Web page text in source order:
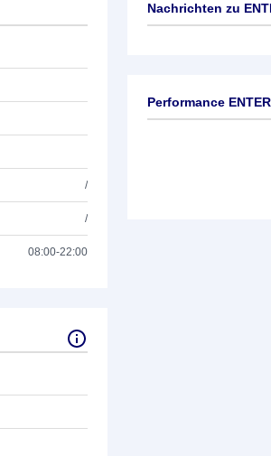
/
/
08:00-22:00
Nachrichten zu
Performance